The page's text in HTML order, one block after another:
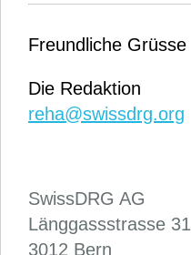
Freundliche Grüsse
Die Redaktion
reha@swissdrg.org
SwissDRG AG
Länggassstrasse 31
3012 Bern